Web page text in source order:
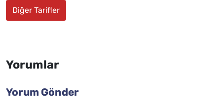
Diğer Tarifler
Yorumlar
Yorum Gönder